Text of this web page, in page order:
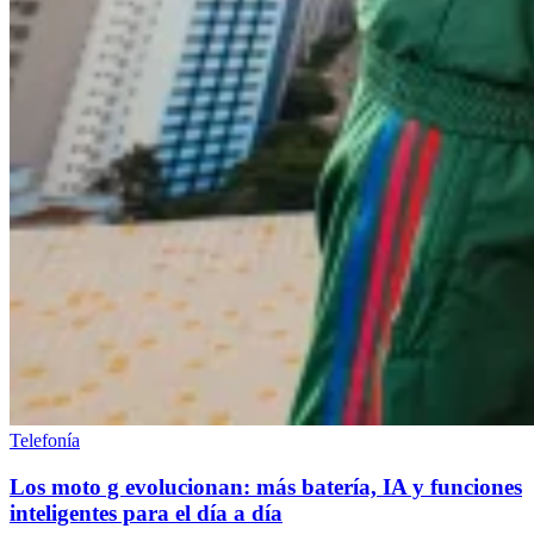
Telefonía
Los moto g evolucionan: más batería, IA y funciones
inteligentes para el día a día